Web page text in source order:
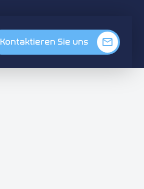
Kontaktieren Sie uns